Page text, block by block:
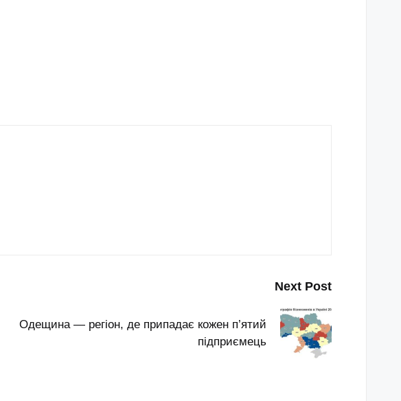
Next Post
Одещина — регіон, де припадає кожен п’ятий
підприємець